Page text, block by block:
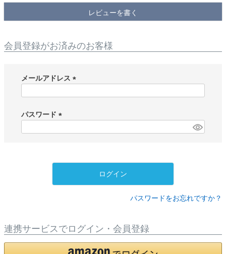
レビューを書く
会員登録がお済みのお客様
メールアドレス
)
パスワード
ログイン
パスワードをお忘れですか？
連携サービスでログイン・会員登録